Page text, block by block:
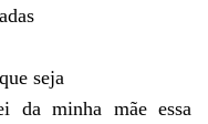
seja
da minha mãe essa